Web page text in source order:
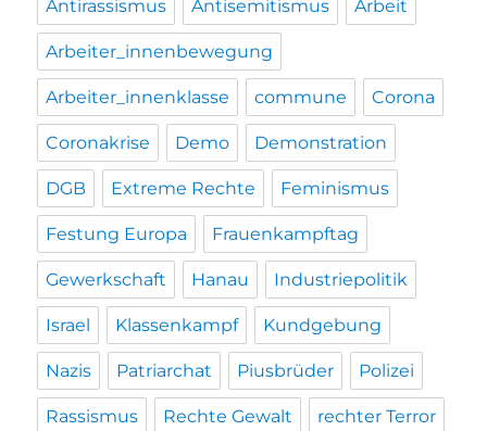
Antirassismus Antisemitismus Arbeit
Arbeiter_innenbewegung
Arbeiter_innenklasse commune Corona
Coronakrise Demo Demonstration
DGB Extreme Rechte Feminismus
Festung Europa Frauenkampftag
Gewerkschaft Hanau Industriepolitik
Israel Klassenkampf Kundgebung
Nazis Patriarchat Piusbrüder Polizei
Rassismus Rechte Gewalt rechter Terror